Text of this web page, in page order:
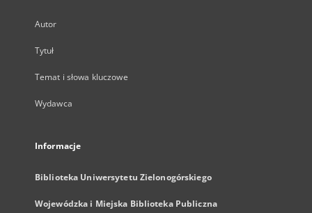
Autor
Tytuł
Temat i słowa kluczowe
Wydawca
Informacje
Biblioteka Uniwersytetu Zielonogórskiego
Wojewódzka i Miejska Biblioteka Publiczna